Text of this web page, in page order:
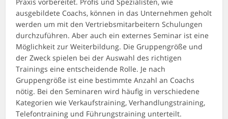
ausgebildete Coachs, können in das Unternehmen geholt
werden um mit den Vertriebsmitarbeitern Schulungen
durchzuführen. Aber auch ein externes Seminar ist eine
Möglichkeit zur Weiterbildung. Die Gruppengröße und
der Zweck spielen bei der Auswahl des richtigen
Trainings eine entscheidende Rolle. Je nach
Gruppengröße ist eine bestimmte Anzahl an Coachs
nötig. Bei den Seminaren wird häufig in verschiedene
Kategorien wie Verkaufstraining, Verhandlungstraining,
Telefontraining und Führungstraining unterteilt.